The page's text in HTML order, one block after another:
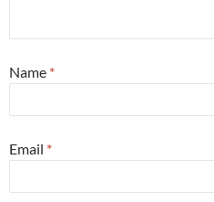
Name *
Email *